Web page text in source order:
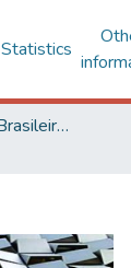
Statistics
SBQP - Simpósio Brasileiro de Qualidade do Projeto no Ambiente Construído